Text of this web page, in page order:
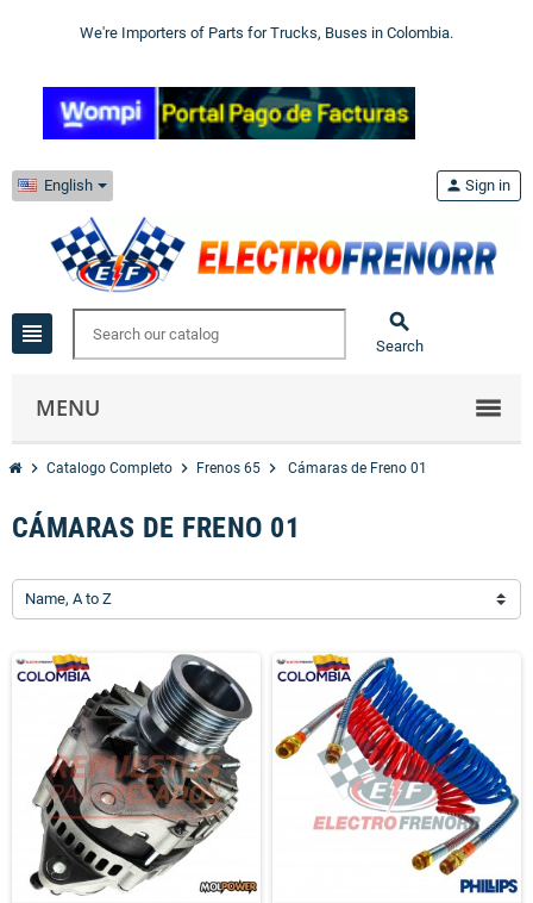
We're Importers of Parts for Trucks, Buses in Colombia.
English
view_headline 
Search
person Sign in
MENU
chevron_right Catalogo Completo chevron_right Frenos 65 chevron_right Cámaras de Freno 01
CÁMARAS DE FRENO 01
Name, A to Z